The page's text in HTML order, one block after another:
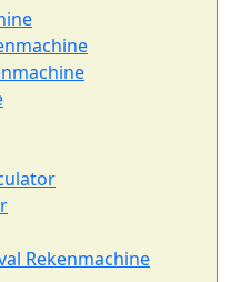
Rekenmachine